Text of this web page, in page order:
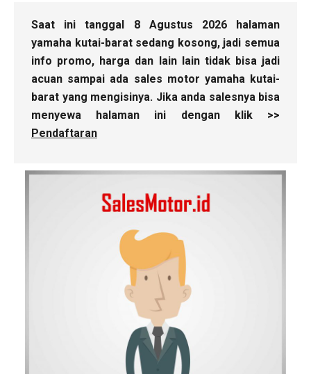
Saat ini tanggal 8 Agustus 2026 halaman
yamaha kutai-barat sedang kosong, jadi semua
info promo, harga dan lain lain tidak bisa jadi
acuan sampai ada sales motor yamaha kutai-
barat yang mengisinya. Jika anda salesnya bisa
menyewa halaman ini dengan klik >>
Pendaftaran